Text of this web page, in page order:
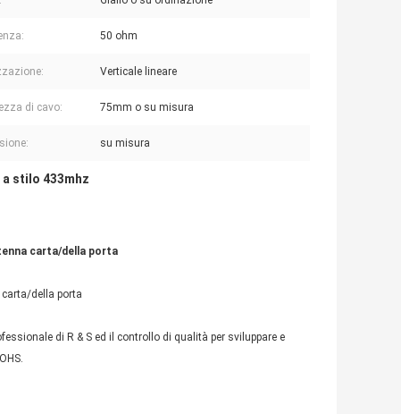
50 ohm
Verticale lineare
di cavo: 75mm o su misura
su misura
a stilo 433mhz
carta/della porta
carta/della porta
di R & S ed il controllo di qualità per sviluppare e